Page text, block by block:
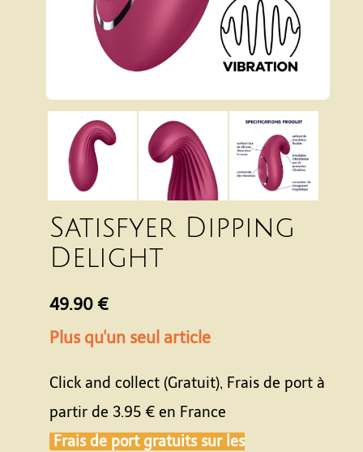
Satisfyer Dipping
Delight
49.90 €
Plus qu'un seul article
Click and collect (Gratuit), Frais de port à
partir de 3.95 € en France
Frais de port gratuits sur les